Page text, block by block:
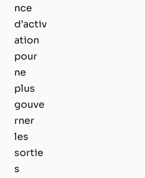
nce
d’activ
ation
pour
ne
plus
gouve
rner
les
sortie
s